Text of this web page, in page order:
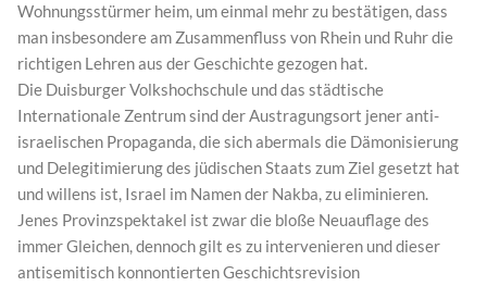
Wohnungsstürmer heim, um einmal mehr zu bestätigen, dass
man insbesondere am Zusammenfluss von Rhein und Ruhr die
richtigen Lehren aus der Geschichte gezogen hat.
Die Duisburger Volkshochschule und das städtische
Internationale Zentrum sind der Austragungsort jener anti-
israelischen Propaganda, die sich abermals die Dämonisierung
und Delegitimierung des jüdischen Staats zum Ziel gesetzt hat
und willens ist, Israel im Namen der Nakba, zu eliminieren.
Jenes Provinzspektakel ist zwar die bloße Neuauflage des
immer Gleichen, dennoch gilt es zu intervenieren und dieser
antisemitisch konnontierten Geschichtsrevision